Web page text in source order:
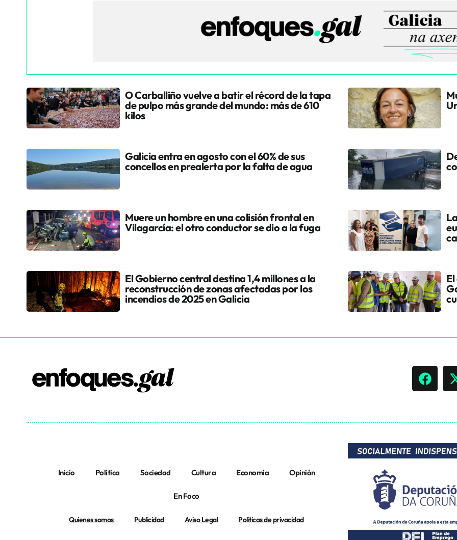
O Carballiño vuelve a batir el récord de la tapa
de pulpo más grande del mundo: más de 610
kilos
Galicia entra en agosto con el 60% de sus
concellos en prealerta por la falta de agua
Muere un hombre en una colisión frontal en
Vilagarcía: el otro conductor se dio a la fuga
El Gobierno central destina 1,4 millones a la
reconstrucción de zonas afectadas por los
incendios de 2025 en Galicia
Inicio Política Sociedad Cultura Economía Opinión
En Foco
Quienes somos Publicidad Aviso Legal Politicas de privacidad